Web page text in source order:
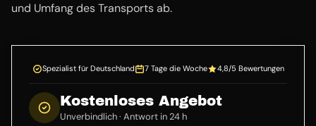
und Umfang des Transports ab.
Spezialist für Deutschland 7 Tage die Woche 4,8/5 Bewertungen
Kostenloses Angebot
Unverbindlich · Antwort in 24 h